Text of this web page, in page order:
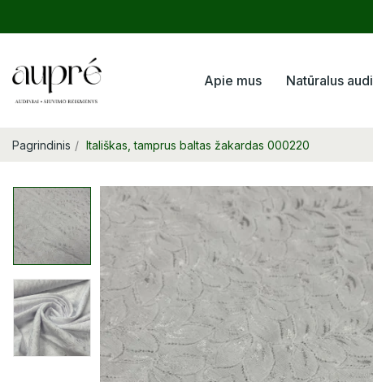
Apie mus Natūralus
Pagrindinis Itališkas, tamprus baltas žakardas 000220